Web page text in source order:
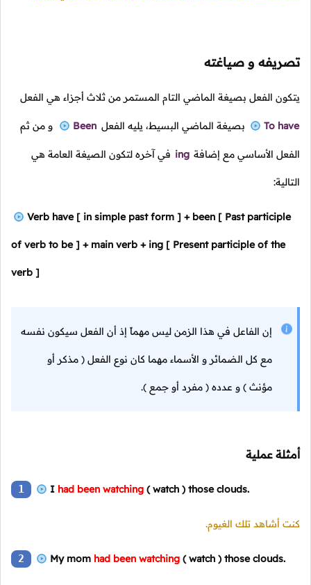
تصريفه و صياغته
يتكون الفعل بصيغة الماضي التام المستمر من ثلاث أجزاء هي الفعل
To have بصيغة الماضي البسيط، يليه الفعل Been و من ثم
الفعل الأساسي مع إضافة ing في آخره لتكون الصيغة العامة هي
التالية:
Verb have [ in simple past form ] + been [ Past participle
of verb to be ] + main verb + ing [ Present participle of the
verb ]
إن الفاعل في هذا الزمن ليس مهماً إذ أن الفعل سيكون نفسه
مع كل الضمائر و الأسماء مهما كان نوع الفعل ( مذكر أو
مؤنث ) و عدده ( مفرد أو جمع ).
أمثلة عملية
1 I had been watching ( watch ) those clouds.
كنت أشاهد تلك الغيوم.
2 My mom had been watching ( watch ) those clouds.